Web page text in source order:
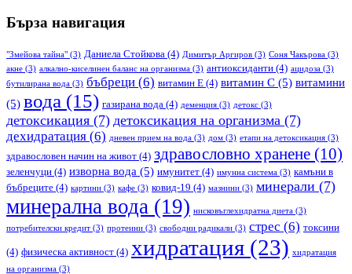
Бърза навигация
"Змейова тайна" (3) Даниела Стойкова (4) Димитър Аргиров (3) Соня Чакърова (3)
акне (3) алкално-киселинен баланс на организма (3) антиоксиданти (4) ацидоза (3)
бутилирана вода (3) бъбреци (6) витамин Е (4) витамин С (5) витамини
(5) вода (15) газирана вода (4) деменция (3) детокс (3)
детоксикация (7) детоксикация на организма (7)
дехидратация (6) дневен прием на вода (3) дом (3) етапи на детоксикация (3)
здравословен начин на живот (4) здравословно хранене (10)
зеленчуци (4) изворна вода (5) имунитет (4) имунна система (3) камъни в
бъбреците (4) картини (3) кафе (3) ковид-19 (4) мазнини (3) минерали (7)
минерална вода (19) нисковъглехидратна диета (3)
потребителски кредит (3) протеини (3) свободни радикали (3) стрес (6) токсини
(4) физическа активност (4) хидратация (23) хидратация
на организма (3)